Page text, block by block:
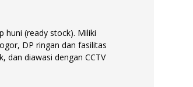
huni (ready stock). Miliki
DP ringan dan fasilitas
dan diawasi dengan CCTV